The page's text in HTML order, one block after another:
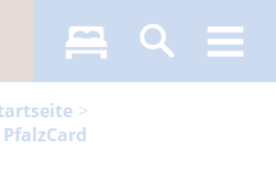
PfalzCard